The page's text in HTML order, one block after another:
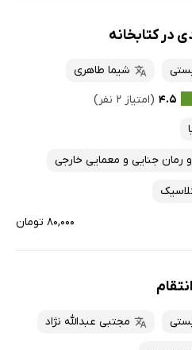
در کتابخانه
شیما طاهری
۴.۵ (امتیاز ۲ نفر)
رمان جنایی و معمایی خارجی
۸۰,۰۰۰ تومان
مجتبی عبدالله نژاد